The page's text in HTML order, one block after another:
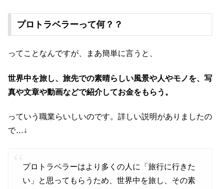
プロトラベラーって何？？
ってことなんですが、まあ簡単に言うと、
世界中を旅し、旅先での素晴らしい風景や人やモノを、写
真や文章や動画などで紹介してお金をもらう。
っていう職業らいしいのです。詳しい説明がありましたの
で…↓
プロトラベラーはより多くの人に「旅行に行きた
い」と思ってもらうため、世界中を旅し、その素